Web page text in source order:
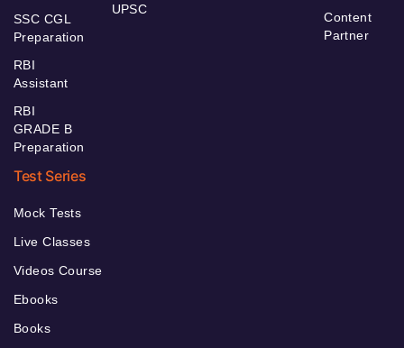
SSC CGL
Preparation
RBI
Assistant
RBI
GRADE B
Preparation
UPSC
Content
Partner
Test Series
Mock Tests
Live Classes
Videos Course
Ebooks
Books